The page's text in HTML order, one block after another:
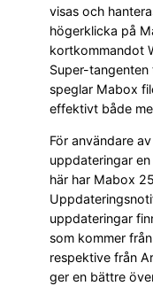
visas och
högerklicka på
kortkommandot
Super-tangenten
speglar Mabox
effektivt både
För användare
uppdateringar
här har Mabox
uppdateringar
som kommer
respektive från
ger en bättre